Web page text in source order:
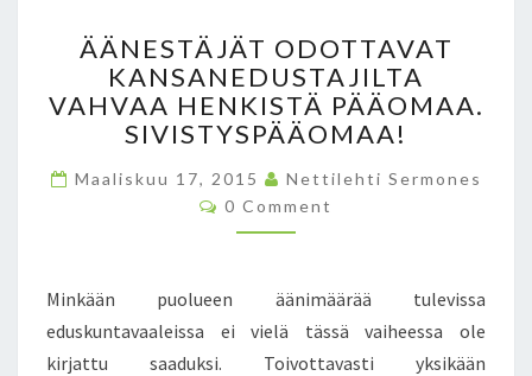
Ä
N
E
S
Ä
J
Ä
D
O
T
ÄÄNESTÄJÄT ODOTTAVAT
KANSANEDUSTAJILTA
VAHVAA HENKISTÄ PÄÄOMAA.
SIVISTYSPÄÄOMAA!
Maaliskuu 17, 2015
Nettilehti Sermones
C
O
T
S
0 Comment
Minkään puolueen äänimäärää tulevissa
eduskuntavaaleissa ei vielä tässä vaiheessa ole
kirjattu saaduksi. Toivottavasti yksikään